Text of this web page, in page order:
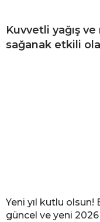
Kuvvetli yağış
sağanak etkili
Yeni yıl kutlu olsun!
güncel ve yeni 2026